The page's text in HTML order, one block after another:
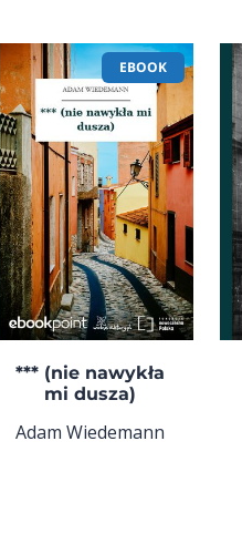
EBOOK
*** (nie nawykła
mi dusza)
Adam Wiedemann